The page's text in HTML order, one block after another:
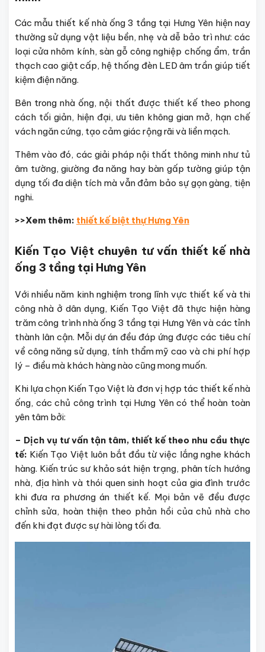
Các mẫu thiết kế nhà ống 3 tầng tại Hưng Yên hiện nay
thường sử dụng vật liệu bền, nhẹ và dễ bảo trì như: các
loại cửa nhôm kính, sàn gỗ công nghiệp chống ẩm, trần
thạch cao giật cấp, hệ thống đèn LED âm trần giúp tiết
kiệm điện năng.
Bên trong nhà ống, nội thất được thiết kế theo phong
cách tối giản, hiện đại, ưu tiên không gian mở, hạn chế
vách ngăn cứng, tạo cảm giác rộng rãi và liền mạch.
Thêm vào đó, các giải pháp nội thất thông minh như tủ
âm tường, giường đa năng hay bàn gấp tường giúp tận
dụng tối đa diện tích mà vẫn đảm bảo sự gọn gàng, tiện
nghi.
>>Xem thêm: thiết kế biệt thự Hưng Yên
Kiến Tạo Việt chuyên tư vấn thiết kế nhà
ống 3 tầng tại Hưng Yên
Với nhiều năm kinh nghiệm trong lĩnh vực thiết kế và thi
công nhà ở dân dụng, Kiến Tạo Việt đã thực hiện hàng
trăm công trình nhà ống 3 tầng tại Hưng Yên và các tỉnh
thành lân cận. Mỗi dự án đều đáp ứng được các tiêu chí
về công năng sử dụng, tính thẩm mỹ cao và chi phí hợp
lý – điều mà khách hàng nào cũng mong muốn.
Khi lựa chọn Kiến Tạo Việt là đơn vị hợp tác thiết kế nhà
ống, các chủ công trình tại Hưng Yên có thể hoàn toàn
yên tâm bởi:
– Dịch vụ tư vấn tận tâm, thiết kế theo nhu cầu thực
tế: Kiến Tạo Việt luôn bắt đầu từ việc lắng nghe khách
hàng. Kiến trúc sư khảo sát hiện trạng, phân tích hướng
nhà, địa hình và thói quen sinh hoạt của gia đình trước
khi đưa ra phương án thiết kế. Mọi bản vẽ đều được
chỉnh sửa, hoàn thiện theo phản hồi của chủ nhà cho
đến khi đạt được sự hài lòng tối đa.